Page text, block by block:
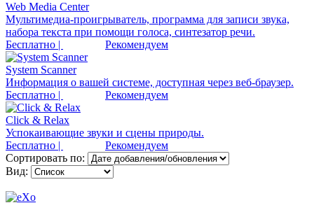
Web Media Center
Мультимедиа-проигрыватель, программа для записи звука,
набора текста при помощи голоса, синтезатор речи.
Бесплатно |
Рекомендуем
System Scanner
Информация о вашей системе, доступная через веб-браузер.
Бесплатно |
Рекомендуем
Click & Relax
Успокаивающие звуки и сцены природы.
Бесплатно |
Рекомендуем
Сортировать по:
Вид: